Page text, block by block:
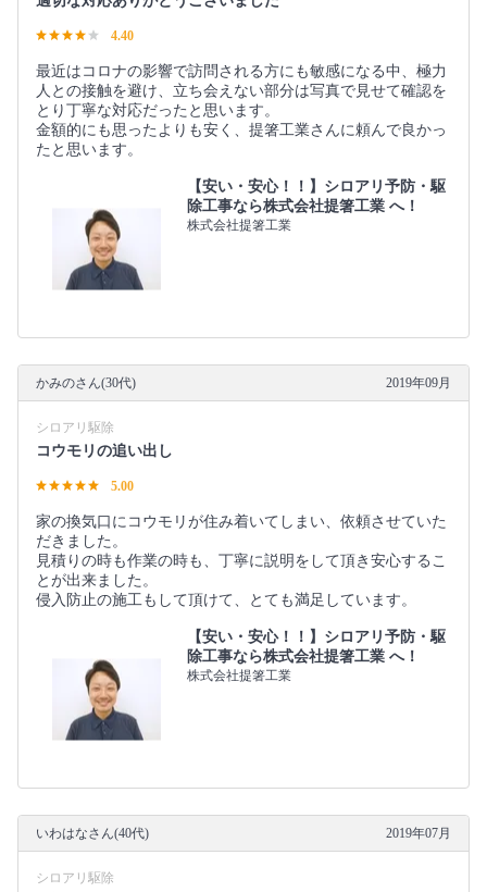
4.40
最近はコロナの影響で訪問される方にも敏感になる中、極力
人との接触を避け、立ち会えない部分は写真で見せて確認を
とり丁寧な対応だったと思います。
金額的にも思ったよりも安く、提箸工業さんに頼んで良かっ
たと思います。
【安い・安心！！】シロアリ予防・駆
除工事なら株式会社提箸工業 へ！
株式会社提箸工業
かみのさん(30代) 2019年09月
シロアリ駆除
コウモリの追い出し
5.00
家の換気口にコウモリが住み着いてしまい、依頼させていた
だきました。
見積りの時も作業の時も、丁寧に説明をして頂き安心するこ
とが出来ました。
侵入防止の施工もして頂けて、とても満足しています。
【安い・安心！！】シロアリ予防・駆
除工事なら株式会社提箸工業 へ！
株式会社提箸工業
いわはなさん(40代) 2019年07月
シロアリ駆除